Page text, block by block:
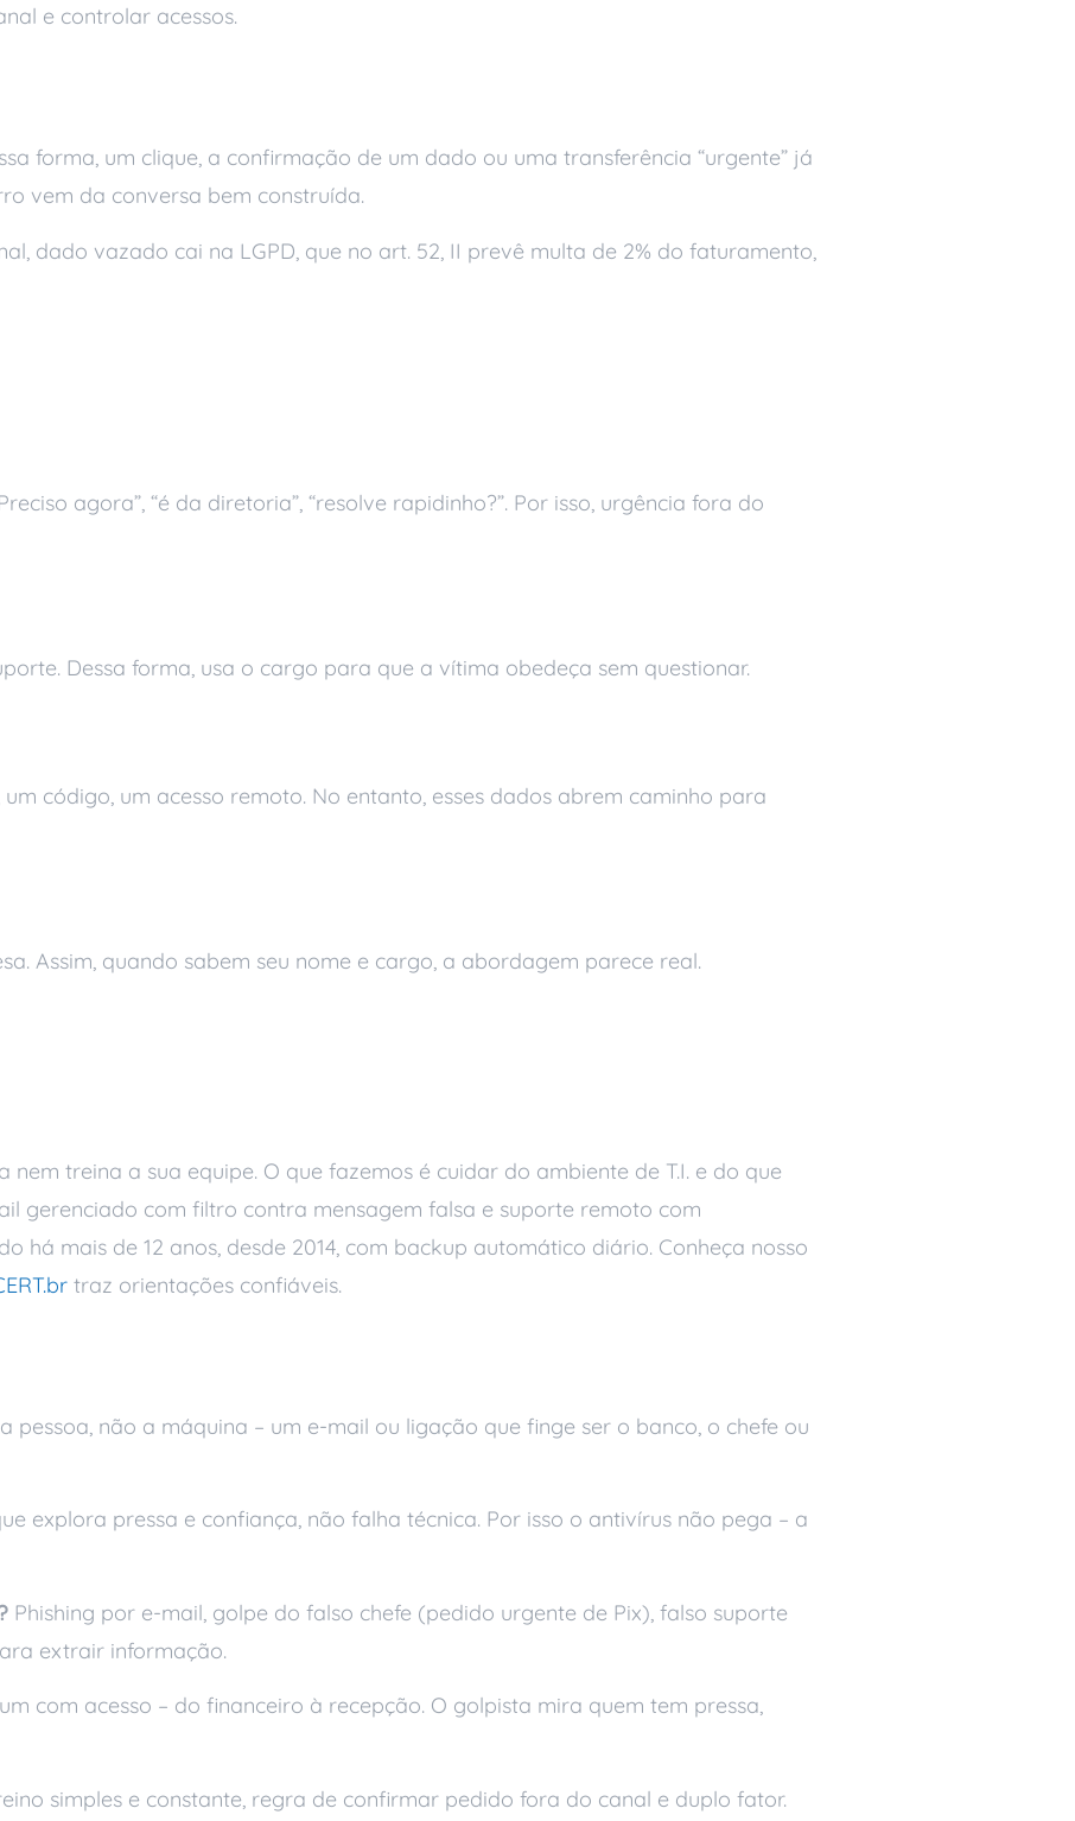
e controlar acessos.
forma, um clique, a confirmação de um dado ou uma transferência “urgente” já
vem da conversa bem construída.
dado vazado cai na LGPD, que no art. 52, II prevê multa de 2% do faturamento,
agora”, “é da diretoria”, “resolve rapidinho?”. Por isso, urgência fora do
Dessa forma, usa o cargo para que a vítima obedeça sem questionar.
código, um acesso remoto. No entanto, esses dados abrem caminho para
Assim, quando sabem seu nome e cargo, a abordagem parece real.
treina a sua equipe. O que fazemos é cuidar do ambiente de T.I. e do que
gerenciado com filtro contra mensagem falsa e suporte remoto com
há mais de 12 anos, desde 2014, com backup automático diário. Conheça nosso
traz orientações confiáveis.
pessoa, não a máquina – um e-mail ou ligação que finge ser o banco, o chefe ou
explora pressa e confiança, não falha técnica. Por isso o antivírus não pega – a
Phishing por e-mail, golpe do falso chefe (pedido urgente de Pix), falso suporte
extrair informação.
com acesso – do financeiro à recepção. O golpista mira quem tem pressa,
simples e constante, regra de confirmar pedido fora do canal e duplo fator.